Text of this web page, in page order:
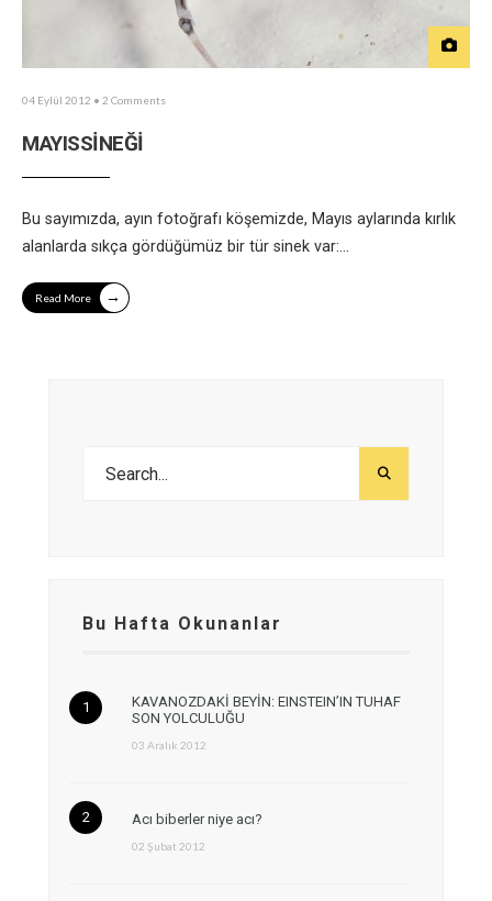
04 Eylül 2012 • 2 Comments
MAYISSİNEĞİ
Bu sayımızda, ayın fotoğrafı köşemizde, Mayıs aylarında kırlık
alanlarda sıkça gördüğümüz bir tür sinek var:...
Read More →
Bu Hafta Okunanlar
KAVANOZDAKİ BEYİN: EINSTEIN’IN TUHAF
SON YOLCULUĞU
03 Aralık 2012
Acı biberler niye acı?
02 Şubat 2012